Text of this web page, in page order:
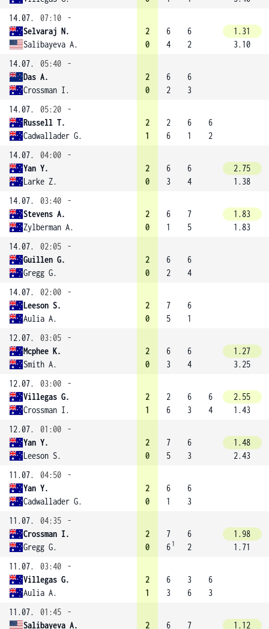
14.07.
07:10
-
Selvaraj N.
Salibayeva A.
2
0
6
4
6
2
1.31
3.10
14.07.
05:40
-
Das A.
Crossman I.
2
0
6
2
6
3
14.07.
05:20
-
Russell T.
Cadwallader G.
2
1
2
6
6
1
6
2
14.07.
04:00
-
Yan Y.
Larke Z.
2
0
6
3
6
4
2.75
1.38
14.07.
03:40
-
Stevens A.
Zylberman A.
2
0
6
1
7
5
1.83
1.83
14.07.
02:05
-
Guillen G.
Gregg G.
2
0
6
2
6
4
14.07.
02:00
-
Leeson S.
Aulia A.
2
0
7
5
6
1
12.07.
03:05
-
Mcphee K.
Smith A.
2
0
6
3
6
4
1.27
3.25
12.07.
03:00
-
Villegas G.
Crossman I.
2
1
2
6
6
3
6
4
2.55
1.43
12.07.
01:00
-
Yan Y.
Leeson S.
2
0
7
5
6
3
1.48
2.43
11.07.
04:50
-
Yan Y.
Cadwallader G.
2
0
6
1
6
3
11.07.
04:35
-
Crossman I.
Gregg G.
2
0
7
6 1
6
2
1.98
1.71
11.07.
03:40
-
Villegas G.
Aulia A.
2
1
6
3
3
6
6
3
11.07.
01:45
-
Salibayeva A.
2 6 7 1.12